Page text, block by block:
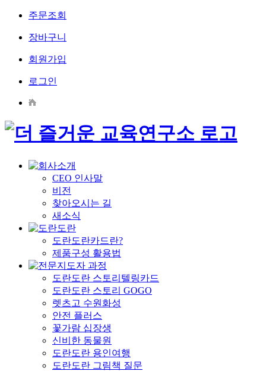
주문조회
장바구니
회원가입
로그인
CEO 인사말
비전
찾아오시는 길
새소식
도란도란카드란?
제품구성 활용법
도란도란 스토리텔링카드
도란도란 스토리 GOGO
렛츠고 수원화성
안전 플러스
꽃가람 십장생
신비한 동물원
도란도란 용인여행
도란도란 그림책 질문